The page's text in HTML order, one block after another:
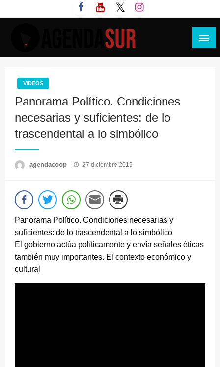
al
VIDEOS
Panorama Político. Condiciones
necesarias y suficientes: de lo
trascendental a lo simbólico
agendacoop
Publicado
27 diciembre 2019
Panorama Político. Condiciones necesarias y
suficientes: de lo trascendental a lo simbólico
El gobierno actúa políticamente y envía señales éticas
también muy importantes. El contexto económico y
cultural